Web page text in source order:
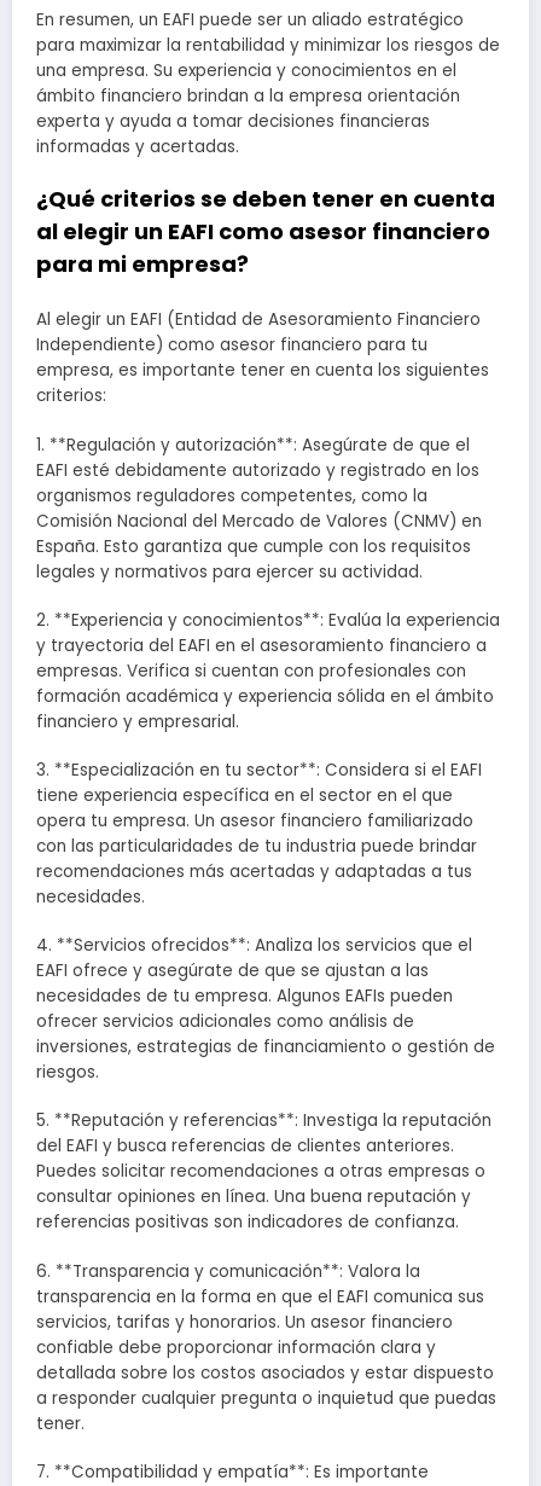
En resumen, un EAFI puede ser un aliado estratégico
para maximizar la rentabilidad y minimizar los riesgos de
una empresa. Su experiencia y conocimientos en el
ámbito financiero brindan a la empresa orientación
experta y ayuda a tomar decisiones financieras
informadas y acertadas.
¿Qué criterios se deben tener en cuenta
al elegir un EAFI como asesor financiero
para mi empresa?
Al elegir un EAFI (Entidad de Asesoramiento Financiero
Independiente) como asesor financiero para tu
empresa, es importante tener en cuenta los siguientes
criterios:
1. **Regulación y autorización**: Asegúrate de que el
EAFI esté debidamente autorizado y registrado en los
organismos reguladores competentes, como la
Comisión Nacional del Mercado de Valores (CNMV) en
España. Esto garantiza que cumple con los requisitos
legales y normativos para ejercer su actividad.
2. **Experiencia y conocimientos**: Evalúa la experiencia
y trayectoria del EAFI en el asesoramiento financiero a
empresas. Verifica si cuentan con profesionales con
formación académica y experiencia sólida en el ámbito
financiero y empresarial.
3. **Especialización en tu sector**: Considera si el EAFI
tiene experiencia específica en el sector en el que
opera tu empresa. Un asesor financiero familiarizado
con las particularidades de tu industria puede brindar
recomendaciones más acertadas y adaptadas a tus
necesidades.
4. **Servicios ofrecidos**: Analiza los servicios que el
EAFI ofrece y asegúrate de que se ajustan a las
necesidades de tu empresa. Algunos EAFIs pueden
ofrecer servicios adicionales como análisis de
inversiones, estrategias de financiamiento o gestión de
riesgos.
5. **Reputación y referencias**: Investiga la reputación
del EAFI y busca referencias de clientes anteriores.
Puedes solicitar recomendaciones a otras empresas o
consultar opiniones en línea. Una buena reputación y
referencias positivas son indicadores de confianza.
6. **Transparencia y comunicación**: Valora la
transparencia en la forma en que el EAFI comunica sus
servicios, tarifas y honorarios. Un asesor financiero
confiable debe proporcionar información clara y
detallada sobre los costos asociados y estar dispuesto
a responder cualquier pregunta o inquietud que puedas
tener.
7. **Compatibilidad y empatía**: Es importante